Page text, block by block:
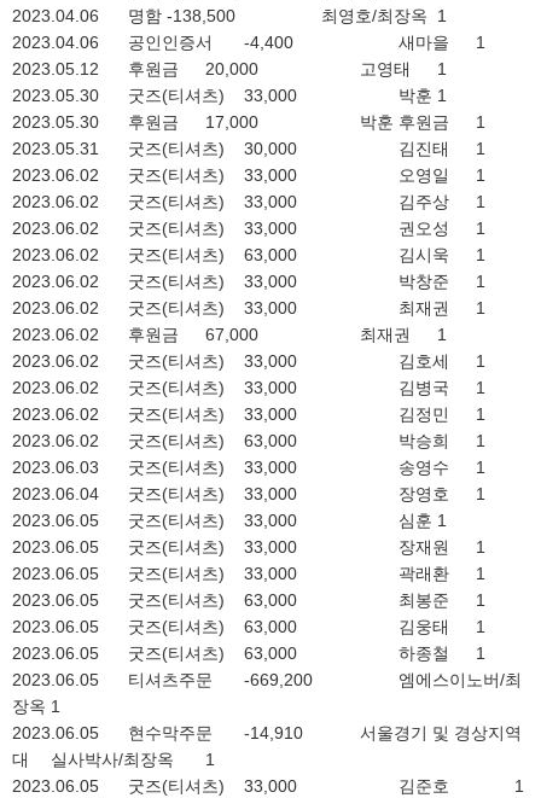
2023.04.06
명함 -138,500 최영호/최장옥
1
2023.04.06
공인인증서 -4,400 새마을
1
2023.05.12
후원금 20,000 고영태
1
2023.05.30
굿즈(티셔츠) 33,000 박훈 1
2023.05.30
후원금 17,000 박훈 후원금
1
2023.05.31
굿즈(티셔츠) 30,000 김진태
1
2023.06.02
굿즈(티셔츠) 33,000 오영일
1
2023.06.02
굿즈(티셔츠) 33,000 김주상
1
2023.06.02
굿즈(티셔츠) 33,000 권오성
1
2023.06.02
굿즈(티셔츠) 63,000 김시욱
1
2023.06.02
굿즈(티셔츠) 33,000 박창준
1
2023.06.02
굿즈(티셔츠) 33,000 최재권
1
2023.06.02
후원금 67,000 최재권
1
2023.06.02
굿즈(티셔츠) 33,000 김호세
1
2023.06.02
굿즈(티셔츠) 33,000 김병국
1
2023.06.02
굿즈(티셔츠) 33,000 김정민
1
2023.06.02
굿즈(티셔츠) 63,000 박승희
1
2023.06.03
굿즈(티셔츠) 33,000 송영수
1
2023.06.04
굿즈(티셔츠) 33,000 장영호
1
2023.06.05
굿즈(티셔츠) 33,000 심훈 1
2023.06.05
굿즈(티셔츠) 33,000 장재원
1
2023.06.05
굿즈(티셔츠) 33,000 곽래환
1
2023.06.05
굿즈(티셔츠) 63,000 최봉준
1
2023.06.05
굿즈(티셔츠) 63,000 김웅태
1
2023.06.05
굿즈(티셔츠) 63,000 하종철
1
2023.06.05
티셔츠주문 -669,200
엠에스이노버/최
장옥 1
2023.06.05
현수막주문 -14,910
서울경기 및 경상지역
대
실사박사/최장옥
1
2023.06.05
굿즈(티셔츠) 33,000 김준호 1